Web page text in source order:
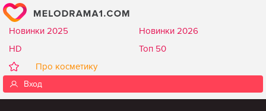
Новинки 2025
Новинки 2026
HD
Топ 50
Про косметику
Вход